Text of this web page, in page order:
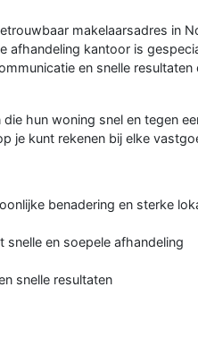
makelaarsadres in
afhandeling kantoor is
en snelle
hun woning snel en tegen
je kunt rekenen bij elke
benadering en sterke
en soepele afhandeling
snelle resultaten